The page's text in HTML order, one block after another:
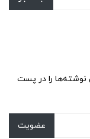
نوشته‌ها را در پست
عضویت